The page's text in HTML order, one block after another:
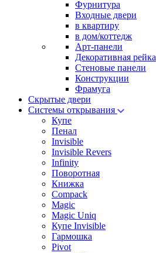
Фурнитура
Входные двери
в квартиру
в дом/коттедж
Арт-панели
Декоративная рейка
Стеновые панели
Конструкции
Фрамуга
Скрытые двери
Системы открывания
Купе
Пенал
Invisible
Invisible Revers
Infinity
Поворотная
Книжка
Compack
Magic
Magic Uniq
Купе Invisible
Гармошка
Pivot